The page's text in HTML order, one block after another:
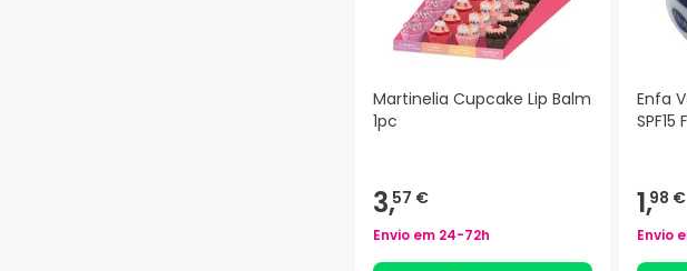
Martinelia Cupcake Lip Balm
1pc
3,57 €
Envio em 24-72h
Enfa
SPF15
1,98 €
Envio